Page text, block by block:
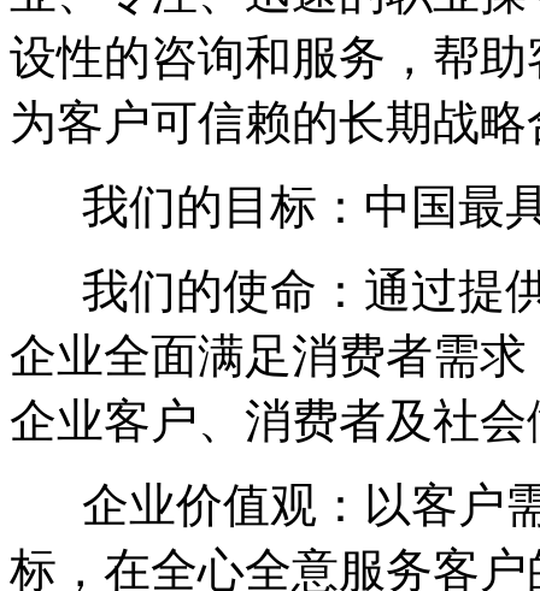
设性的咨询和服务，帮
为客户可信赖的长期战
我们的目标：中国最
我们的使命：通过提
企业全面满足消费者需
企业客户、消费者及社
企业价值观：以客户
标，在全心全意服务客